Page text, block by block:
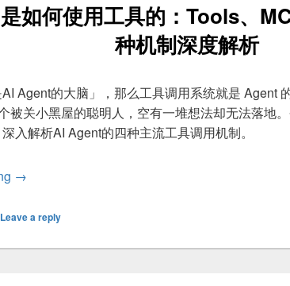
如何使用工具的：Tools、
种机制深度解析
Agent的大脑」，那么工具调用系统就是 Agent
被关小黑屋的聪明人，空有一堆想法却无法落地
入解析AI Agent的四种主流工具调用机制。
AI Agent是如何使用工具的：Tools、MCP、CLI
→
Leave a reply